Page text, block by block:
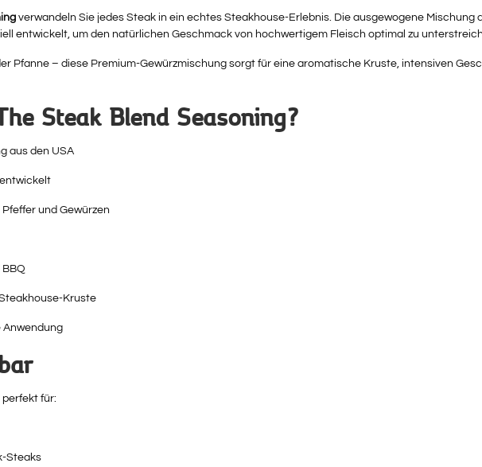
verwandeln Sie jedes Steak in ein echtes Steakhouse-Erlebnis. Die ausgewogene Mischung
entwickelt, um den natürlichen Geschmack von hochwertigem Fleisch optimal zu
Pfanne – diese Premium-Gewürzmischung sorgt für eine aromatische Kruste, intensiven
Steak Blend Seasoning?
aus den USA
und Gewürzen
Kruste
perfekt für:
Steaks